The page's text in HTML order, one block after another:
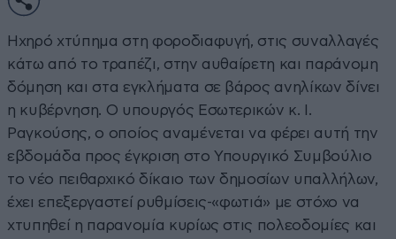
Ηχηρό χτύπημα στη φοροδιαφυγή, στις συναλλαγές
κάτω από το τραπέζι, στην αυθαίρετη και παράνομη
δόμηση και στα εγκλήματα σε βάρος ανηλίκων δίνει
η κυβέρνηση. Ο υπουργός Εσωτερικών κ. Ι.
Ραγκούσης, ο οποίος αναμένεται να φέρει αυτή την
εβδομάδα προς έγκριση στο Υπουργικό Συμβούλιο
το νέο πειθαρχικό δίκαιο των δημοσίων υπαλλήλων,
έχει επεξεργαστεί ρυθμίσεις-«φωτιά» με στόχο να
χτυπηθεί η παρανομία κυρίως στις πολεοδομίες και